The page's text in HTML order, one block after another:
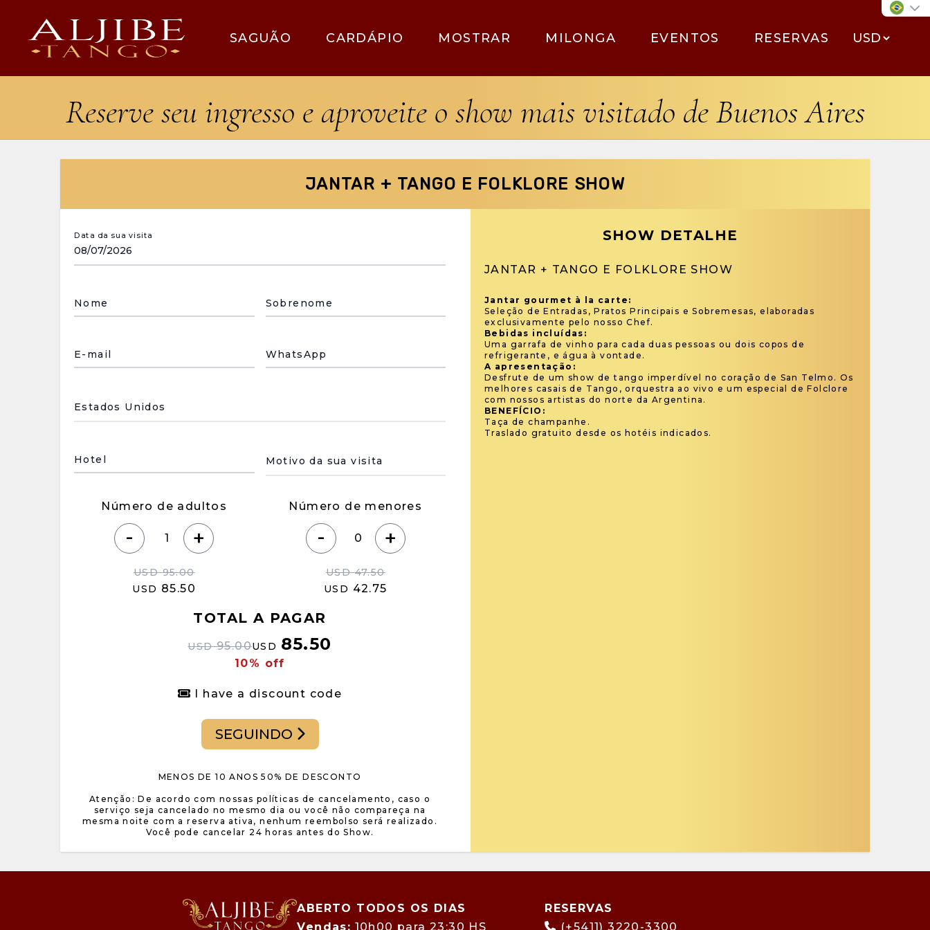
SAGUÃO CARDÁPIO MOSTRAR MILONGA EVENTOS RESERVAS
Reserve seu ingresso e aproveite o show mais visitado de Buenos Aires
JANTAR + TANGO E FOLKLORE SHOW
Data da sua visita
Nome Sobrenome
E-mail WhatsApp
País de residencia
Hotel Motivo de su visita
Número de adultos
- +
USD 95.00
USD 85.50
Número de menores
- +
USD 47.50
USD 42.75
TOTAL A PAGAR
USD 95.00USD 85.50
10% off
I have a discount code
SEGUINDO
MENOS DE 10 ANOS 50% DE DESCONTO
Atenção: De acordo com nossas políticas de cancelamento, caso o
serviço seja cancelado no mesmo dia ou você não compareça na
mesma noite com a reserva ativa, nenhum reembolso será realizado.
Você pode cancelar 24 horas antes do Show.
SHOW DETALHE
JANTAR + TANGO E FOLKLORE SHOW
Jantar gourmet à la carte:
Seleção de Entradas, Pratos Principais e Sobremesas, elaboradas
exclusivamente pelo nosso Chef.
Bebidas incluídas:
Uma garrafa de vinho para cada duas pessoas ou dois copos de
refrigerante, e água à vontade.
A apresentação:
Desfrute de um show de tango imperdível no coração de San Telmo. Os
melhores casais de Tango, orquestra ao vivo e um especial de Folclore
com nossos artistas do norte da Argentina.
BENEFÍCIO:
Taça de champanhe.
Traslado gratuito desde os hotéis indicados.
ABERTO TODOS OS DIAS
Vendas: 10h00 para 23:30 HS
RESERVAS
(+5411) 3220-3300